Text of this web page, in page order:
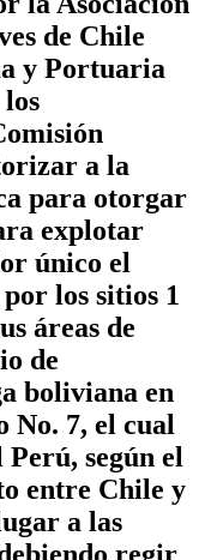
de Chile
y Portuaria
a la
para otorgar
explotar
único el
los sitios 1
áreas de
de
boliviana en
No. 7, el cual
según el
entre Chile y
a las
regir